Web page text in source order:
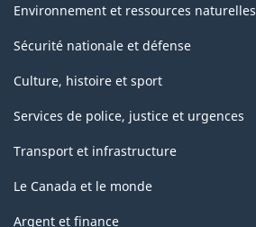
Environnement et ressources naturelles
Sécurité nationale et défense
Culture, histoire et sport
Services de police, justice et urgences
Transport et infrastructure
Le Canada et le monde
Argent et finance